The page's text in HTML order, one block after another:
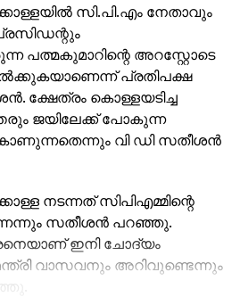
സി.പി.എം നേതാവും
പത്മകുമാറിന്റെ അറസ്റ്റോടെ
പ്രതിപക്ഷ
ക്ഷേത്രം കൊള്ളയടിച്ച
ജയിലേക്ക് പോകുന്ന
വി ഡി സതീശന്‍
നടന്നത് സിപിഎമ്മിന്റെ
സതീശന്‍ പറഞ്ഞു.
ഇനി ചോദ്യം
വാസവനും അറിവുണ്ടെന്നും